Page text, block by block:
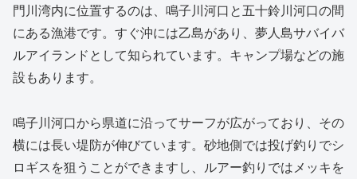
門川湾内に位置するのは、鳴子川河口と五十鈴川河口の間
にある漁港です。すぐ沖には乙島があり、夢人島サバイバ
ルアイランドとして知られています。キャンプ場などの施
設もあります。
鳴子川河口から県道に沿ってサーフが広がっており、その
横には長い堤防が伸びています。砂地側では投げ釣りでシ
ロギスを狙うことができますし、ルアー釣りではメッキを